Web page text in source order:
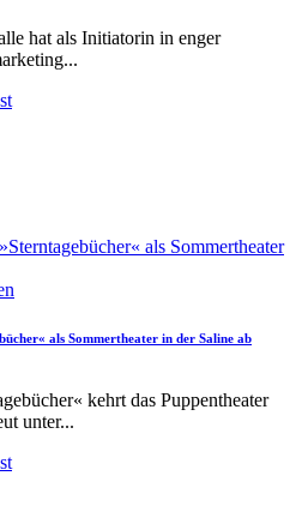
hat als Initiatorin in enger
...
als Sommertheater in der Saline ab
kehrt das Puppentheater
unter...